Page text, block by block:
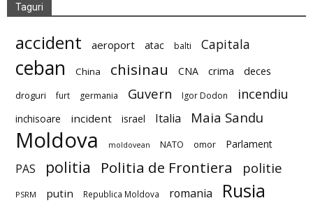
Taguri
accident aeroport atac balti Capitala
ceban China chisinau CNA crima deces
droguri furt germania Guvern Igor Dodon incendiu
inchisoare incident israel Italia Maia Sandu
Moldova moldovean NATO omor Parlament
PAS politia Politia de Frontiera politie
PSRM putin Republica Moldova romania Rusia